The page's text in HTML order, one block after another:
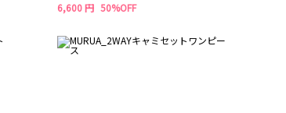
6,600 円 50%OFF